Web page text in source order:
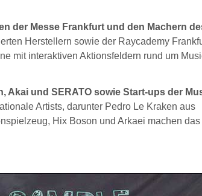
der Messe Frankfurt und den Machern
Herstellern sowie der Raycademy
mit interaktiven Aktionsfeldern rund um
Akai und SERATO sowie Start-ups der
Artists, darunter Pedro Le Kraken aus
Hix Boson und Arkaei machen